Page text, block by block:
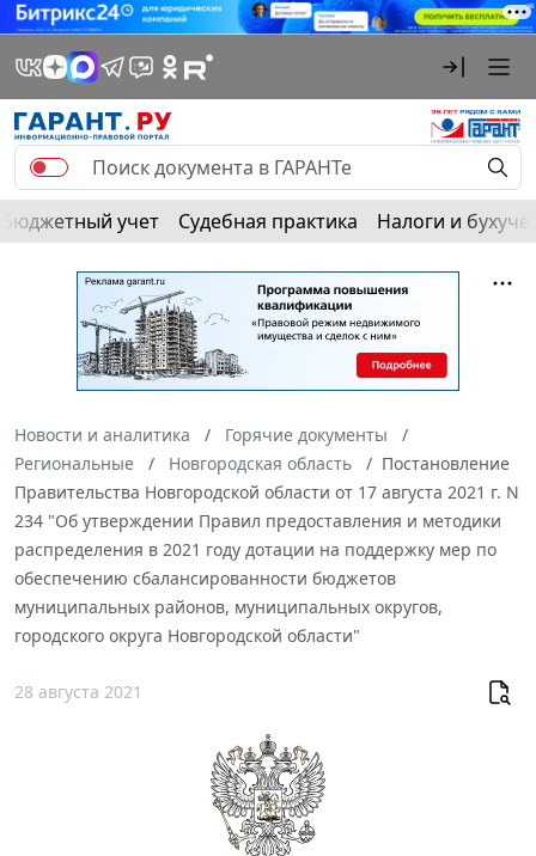
Бюджетный учет Судебная практика Налоги и
Новости и аналитика
Горячие документы
Региональные
Новгородская область
Постановление
Правительства Новгородской области от 17 августа 2021 г. N
234 "Об утверждении Правил предоставления и методики
распределения в 2021 году дотации на поддержку мер по
обеспечению сбалансированности бюджетов
муниципальных районов, муниципальных округов,
городского округа Новгородской области"
28 августа 2021